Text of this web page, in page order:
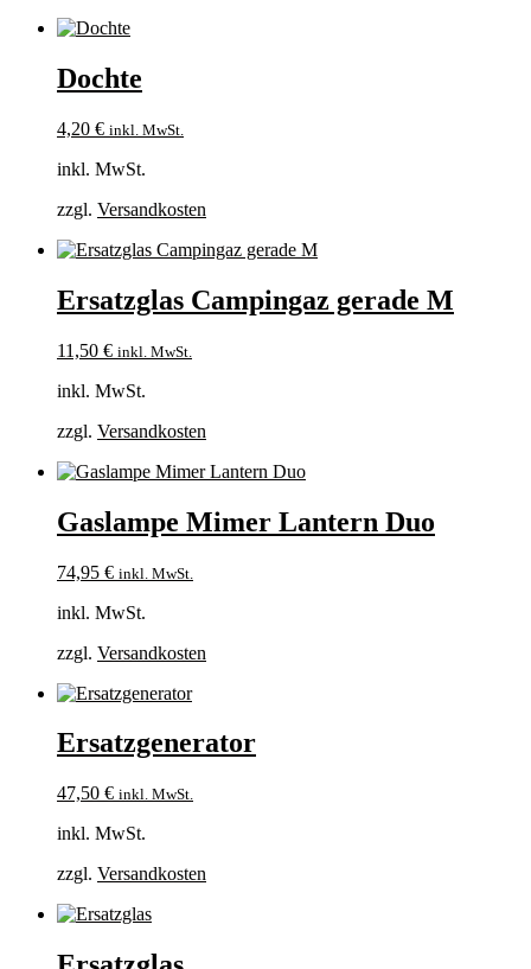
Dochte
4,20 € inkl. MwSt.
inkl. MwSt.
zzgl. Versandkosten
Ersatzglas Campingaz gerade M
11,50 € inkl. MwSt.
inkl. MwSt.
zzgl. Versandkosten
Gaslampe Mimer Lantern Duo
74,95 € inkl. MwSt.
inkl. MwSt.
zzgl. Versandkosten
Ersatzgenerator
47,50 € inkl. MwSt.
inkl. MwSt.
zzgl. Versandkosten